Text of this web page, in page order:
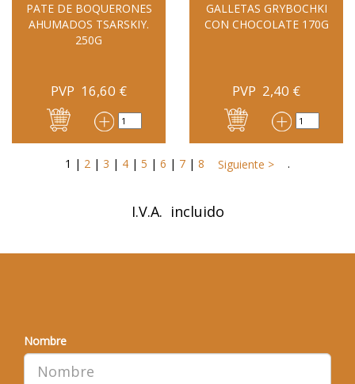
PATE DE BOQUERONES
AHUMADOS TSARSKIY.
250G
PVP 16,60 €
GALLETAS GRYBOCHKI
CON CHOCOLATE 170G
PVP 2,40 €
1 | 2 | 3 | 4 | 5 | 6 | 7 | 8 Siguiente > .
I.V.A. incluido
Nombre